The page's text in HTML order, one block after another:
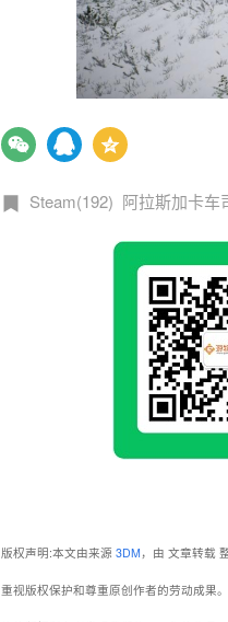
Steam(192) 阿拉斯加卡车
版权声明:本文由来源 3DM ，由 文章转载
重视版权保护和尊重原创作者的劳动成果